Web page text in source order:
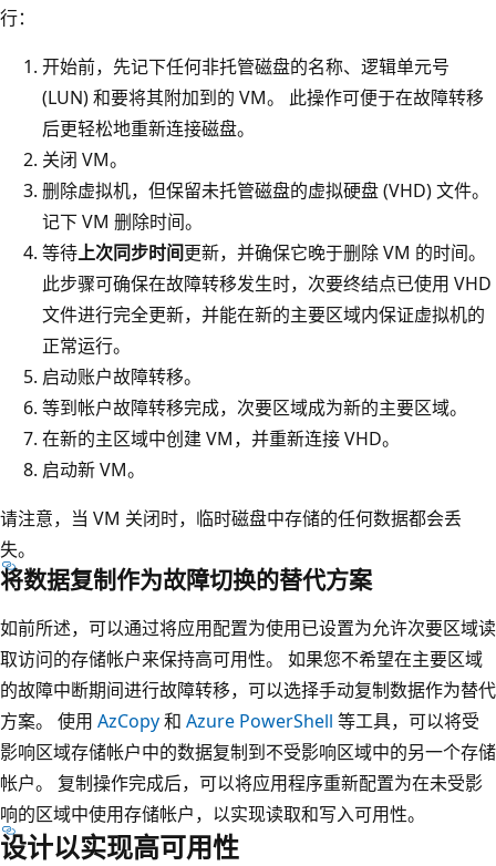
行：
开始前，先记下任何非托管磁盘的名称、逻辑单元号
(LUN) 和要将其附加到的 VM。 此操作可便于在故障转移
后更轻松地重新连接磁盘。
关闭 VM。
删除虚拟机，但保留未托管磁盘的虚拟硬盘 (VHD) 文件。
记下 VM 删除时间。
等待上次同步时间更新，并确保它晚于删除 VM 的时间。
此步骤可确保在故障转移发生时，次要终结点已使用 VHD
文件进行完全更新，并能在新的主要区域内保证虚拟机的
正常运行。
启动账户故障转移。
等到帐户故障转移完成，次要区域成为新的主要区域。
在新的主区域中创建 VM，并重新连接 VHD。
启动新 VM。
请注意，当 VM 关闭时，临时磁盘中存储的任何数据都会丢
失。
将数据复制作为故障切换的替代方案
如前所述，可以通过将应用配置为使用已设置为允许次要区域读
取访问的存储帐户来保持高可用性。 如果您不希望在主要区域
的故障中断期间进行故障转移，可以选择手动复制数据作为替代
方案。 使用 AzCopy和 Azure PowerShell 等工具，可以将受
影响区域存储帐户中的数据复制到不受影响区域中的另一个存储
帐户。 复制操作完成后，可以将应用程序重新配置为在未受影
响的区域中使用存储帐户，以实现读取和写入可用性。
设计以实现高可用性